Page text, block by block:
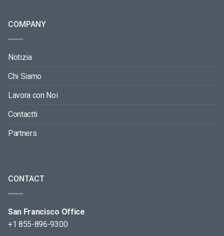
COMPANY
Notizia
Chi Siamo
Lavora con Noi
Contactti
Partners
CONTACT
San Francisco Office
+1 855-896-9300